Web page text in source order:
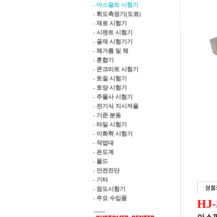
- 아스팔트 시험기
- 휘도측정기(도료)
- 재료 시험기
- 시멘트 시험기
- 골재 시험기기
- 체가름 및 체
- 혼합기
- 콘크리트 시험기
- 토질 시험기
- 토양 시험기
- 주물사 시험기
- 전기식 지시저울
- 기준 분동
- 타일 시험기
- 이화학 시험기
- 작업대
- 온도계
- 몰드
- 안전진단
- 기타
- 점도시험기
- 주요 수입품
HJ-